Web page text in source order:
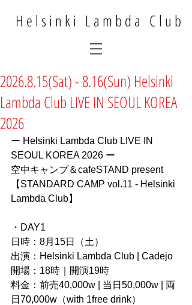
Helsinki Lambda Club
2026.8.15(Sat) - 8.16(Sun) Helsinki
Lambda Club LIVE IN SEOUL KOREA
2026
ー Helsinki Lambda Club LIVE IN
SEOUL KOREA 2026 ー
空中キャンプ＆cafeSTAND present
【STANDARD CAMP vol.11 - Helsinki
Lambda Club】
・DAY1
日時：8月15日（土）
出演：Helsinki Lambda Club | Cadejo
開場：18時｜開演19時
料金：前売40,000w | 当日50,000w | 両
日70,000w（with 1free drink）